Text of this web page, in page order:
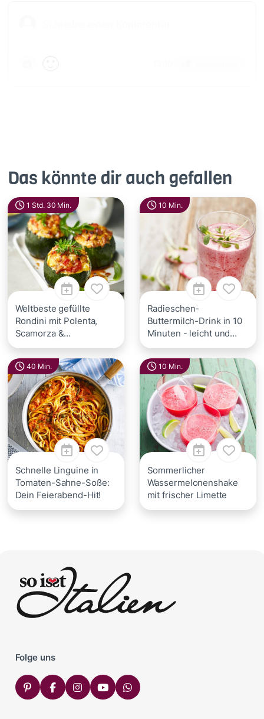
Das könnte dir auch gefallen
1 Std. 30 Min.
Weltbeste gefüllte
Rondini mit Polenta,
Scamorza &
Knoblauchsud
10 Min.
Radieschen-
Buttermilch-Drink in 10
Minuten - leicht und
erfrischend
40 Min.
Schnelle Linguine in
Tomaten-Sahne-Soße:
Dein Feierabend-Hit!
10 Min.
Sommerlicher
Wassermelonenshake
mit frischer Limette
Folge uns